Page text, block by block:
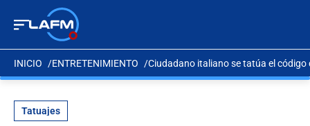
INICIO ENTRETENIMIENTO Ciudadano italiano se tatúa el
Tatuajes